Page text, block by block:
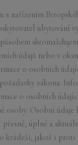
nařízením
ubytování
údajů nebo v
o osobních
zákona.
o osobních
osoby. Osobní
úplné a
jakož i proti